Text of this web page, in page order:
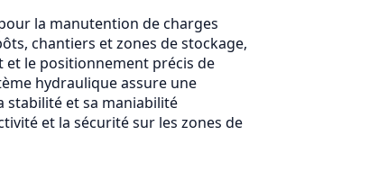
la manutention de charges
chantiers et zones de stockage,
et le positionnement précis de
hydraulique assure une
stabilité et sa maniabilité
et la sécurité sur les zones de